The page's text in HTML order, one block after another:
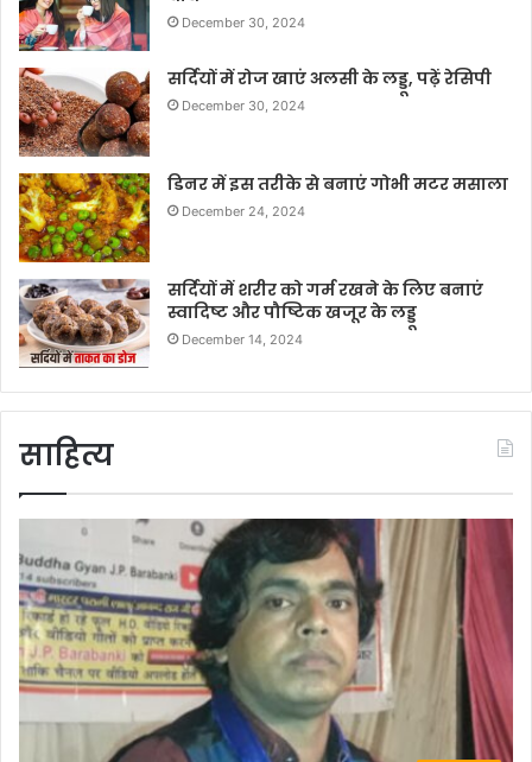
December 30, 2024
सर्दियों में रोज खाएं अलसी के लड्डू, पढ़ें रेसिपी
December 30, 2024
डिनर में इस तरीके से बनाएं गोभी मटर मसाला
December 24, 2024
सर्दियों में शरीर को गर्म रखने के लिए बनाएं
स्वादिष्ट और पौष्टिक खजूर के लड्डू
December 14, 2024
साहित्य